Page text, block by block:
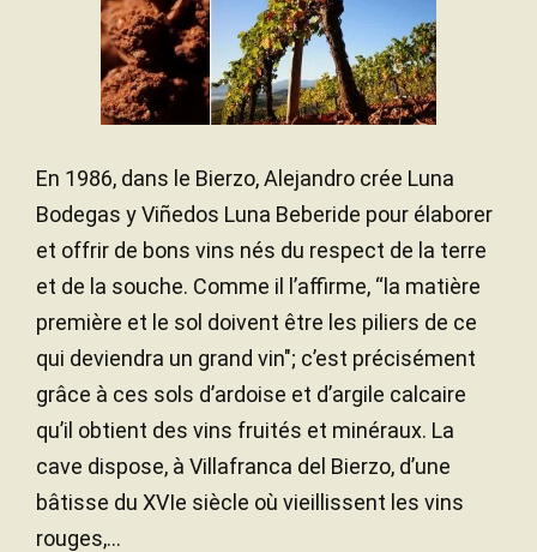
produced with Mencía from Valdetruchas in
Villafranca del Bierzo. It matured in 225- and 500-
liter French oak barrels for eight months. It has a
varietal profile with wild berries and herbs,
perfumed and floral and has an elegant, medium-
bodied palate with fine tannins and balancing
acidity. This is a triumph over the 2022 heat. 50,000
bottles produced. It was bottled in January 2024.
— Luis Gutiérrez (20/06/2024)
Robert Parker Wine Advocate
600,00 mètres
En 1986, dans le Bierzo, Alejandro crée Luna
Bodegas y Viñedos Luna Beberide pour élaborer
et offrir de bons vins nés du respect de la terre
et de la souche. Comme il l’affirme, “la matière
première et le sol doivent être les piliers de ce
qui deviendra un grand vin"; c’est précisément
grâce à ces sols d’ardoise et d’argile calcaire
qu’il obtient des vins fruités et minéraux. La
cave dispose, à Villafranca del Bierzo, d’une
bâtisse du XVIe siècle où vieillissent les vins
rouges,...